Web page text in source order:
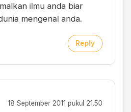
ilmu anda biar
mengenal anda.
Reply
18 September 2011 pukul 21.50